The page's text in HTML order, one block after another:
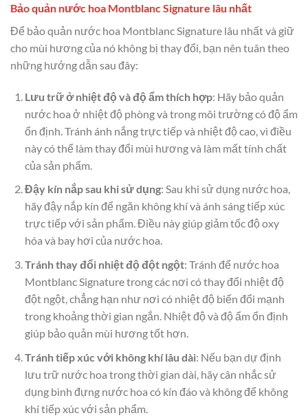
Bảo quản nước hoa Montblanc Signature lâu nhất
Để bảo quản nước hoa Montblanc Signature lâu nhất và giữ
cho mùi hương của nó không bị thay đổi, bạn nên tuân theo
những hướng dẫn sau đây:
Lưu trữ ở nhiệt độ và độ ẩm thích hợp: Hãy bảo quản
nước hoa ở nhiệt độ phòng và trong môi trường có độ ẩm
ổn định. Tránh ánh nắng trực tiếp và nhiệt độ cao, vì điều
này có thể làm thay đổi mùi hương và làm mất tính chất
của sản phẩm.
Đậy kín nắp sau khi sử dụng: Sau khi sử dụng nước hoa,
hãy đậy nắp kín để ngăn không khí và ánh sáng tiếp xúc
trực tiếp với sản phẩm. Điều này giúp giảm tốc độ oxy
hóa và bay hơi của nước hoa.
Tránh thay đổi nhiệt độ đột ngột: Tránh để nước hoa
Montblanc Signature trong các nơi có thay đổi nhiệt độ
đột ngột, chẳng hạn như nơi có nhiệt độ biến đổi mạnh
trong khoảng thời gian ngắn. Nhiệt độ và độ ẩm ổn định
giúp bảo quản mùi hương tốt hơn.
Tránh tiếp xúc với không khí lâu dài: Nếu bạn dự định
lưu trữ nước hoa trong thời gian dài, hãy cân nhắc sử
dụng bình đựng nước hoa có kín đáo và không để không
khí tiếp xúc với sản phẩm.